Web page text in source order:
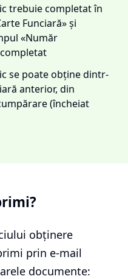
trebuie completat în
Funciară» și
«Număr
se poate obține dintr-
anterior, din
(încheiat
obținere
prin e-mail
documente: